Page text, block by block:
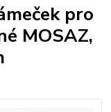
pro
MOSAZ,